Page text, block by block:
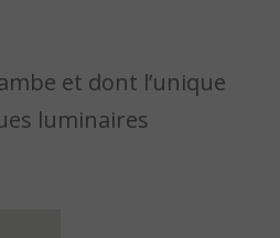
et dont l’unique
luminaires